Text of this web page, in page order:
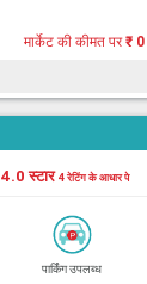
मार्केट की कीमत पर₹ 0
4.0 स्टार4 रेटिंग के आधार पे
पार्किंग उपलब्ध